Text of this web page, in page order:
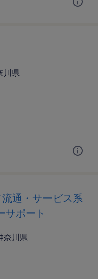
川県
通・サービス系
サポート
奈川県